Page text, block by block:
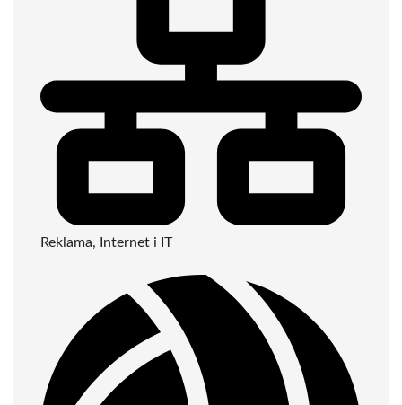
Reklama, Internet i IT